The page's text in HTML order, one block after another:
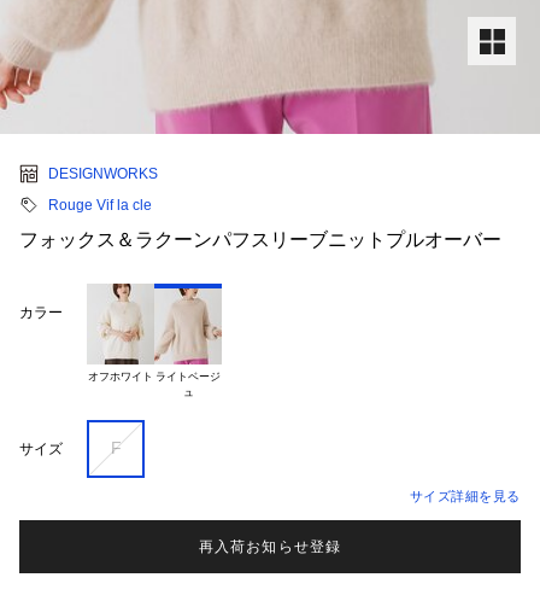
DESIGNWORKS
Rouge Vif la cle
フォックス＆ラクーンパフスリーブニットプルオーバー
カラー
オフホワイト ライトベージ
サイズ F
サイズ詳細を見る
再入荷お知らせ登録